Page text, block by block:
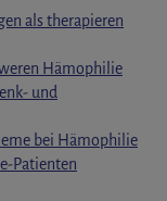
als therapieren
Hämophilie
und
bei Hämophilie
Patienten